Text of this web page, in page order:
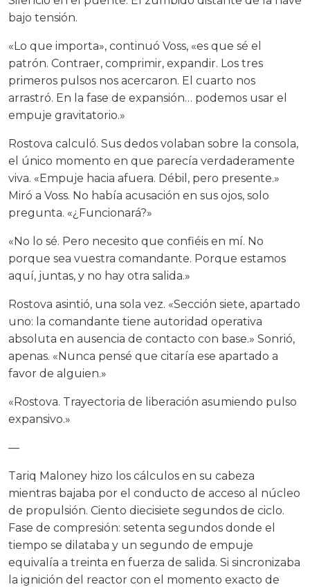
bajo tensión.
«Lo que importa», continuó Voss, «es que sé el
patrón. Contraer, comprimir, expandir. Los tres
primeros pulsos nos acercaron. El cuarto nos
arrastró. En la fase de expansión… podemos usar el
empuje gravitatorio.»
Rostova calculó. Sus dedos volaban sobre la consola,
el único momento en que parecía verdaderamente
viva. «Empuje hacia afuera. Débil, pero presente.»
Miró a Voss. No había acusación en sus ojos, solo
pregunta. «¿Funcionará?»
«No lo sé. Pero necesito que confiéis en mí. No
porque sea vuestra comandante. Porque estamos
aquí, juntas, y no hay otra salida.»
Rostova asintió, una sola vez. «Sección siete, apartado
uno: la comandante tiene autoridad operativa
absoluta en ausencia de contacto con base.» Sonrió,
apenas. «Nunca pensé que citaría ese apartado a
favor de alguien.»
«Rostova. Trayectoria de liberación asumiendo pulso
expansivo.»
—
Tariq Maloney hizo los cálculos en su cabeza
mientras bajaba por el conducto de acceso al núcleo
de propulsión. Ciento diecisiete segundos de ciclo.
Fase de compresión: setenta segundos donde el
tiempo se dilataba y un segundo de empuje
equivalía a treinta en fuerza de salida. Si sincronizaba
la ignición del reactor con el momento exacto de